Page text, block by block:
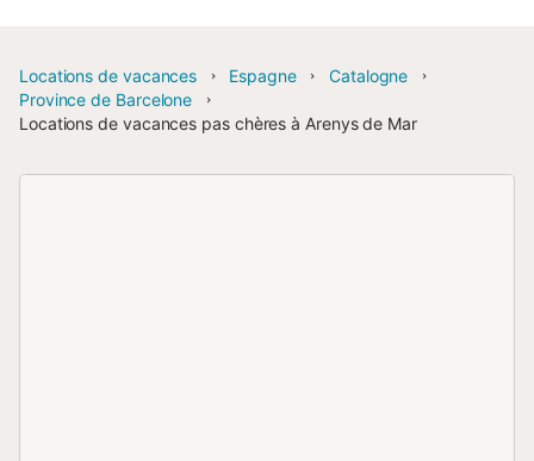
Locations de vacances Espagne
Catalogne
Province de Barcelone
Locations de vacances pas chères à Arenys de Mar